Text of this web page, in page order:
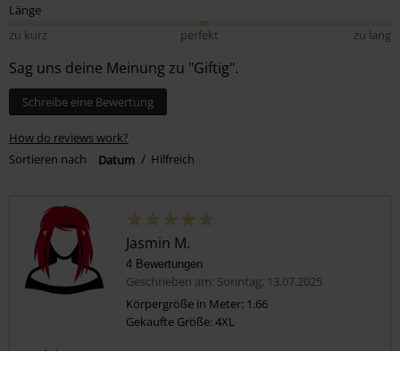
Länge
zu kurz
perfekt zu lang
Sag uns deine Meinung zu "Giftig".
Schreibe eine Bewertung
How do reviews work?
Sortieren nach
Datum Hilfreich
Jasmin M.
4 Bewertungen
Geschrieben am: Sonntag, 13.07.2025
Körpergröße in Meter: 1.66
Gekaufte Größe: 4XL
T-Shirt